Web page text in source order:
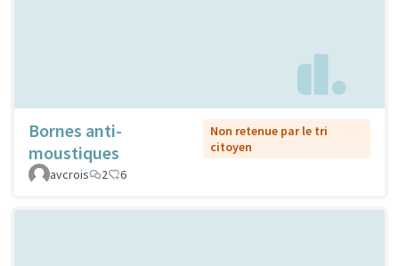
Bornes anti-
moustiques
Non retenue par le tri
citoyen
avcrois
2 6